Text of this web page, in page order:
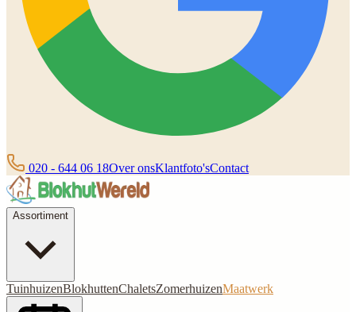
020 - 644 06 18Over onsKlantfoto'sContact
Assortiment
TuinhuizenBlokhuttenChaletsZomerhuizenMaatwerk